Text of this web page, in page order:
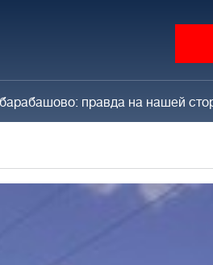
правда на нашей